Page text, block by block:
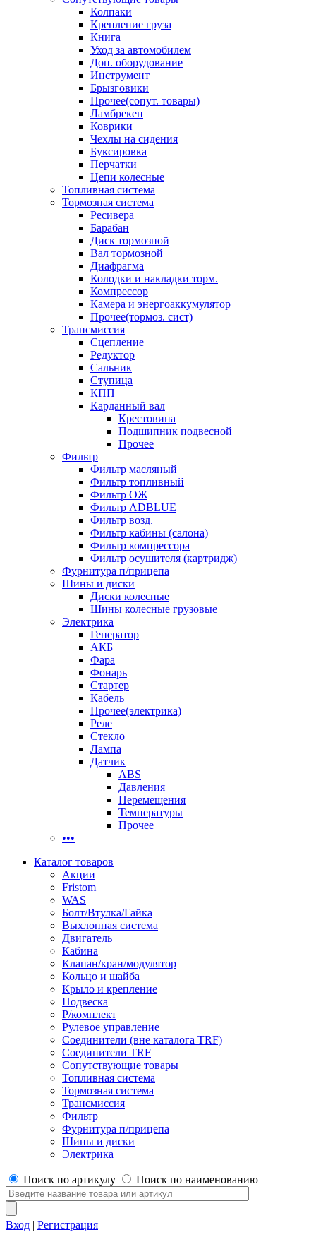
Колпаки
Крепление груза
Книга
Уход за автомобилем
Доп. оборудование
Инструмент
Брызговики
Прочее(сопут. товары)
Ламбрекен
Коврики
Чехлы на сидения
Буксировка
Перчатки
Цепи колесные
Топливная система
Тормозная система
Ресивера
Барабан
Диск тормозной
Вал тормозной
Диафрагма
Колодки и накладки торм.
Компрессор
Камера и энергоаккумулятор
Прочее(тормоз. сист)
Трансмиссия
Сцепление
Редуктор
Сальник
Ступица
КПП
Карданный вал
Крестовина
Подшипник подвесной
Прочее
Фильтр
Фильтр масляный
Фильтр топливный
Фильтр ОЖ
Фильтр ADBLUE
Фильтр возд.
Фильтр кабины (салона)
Фильтр компрессора
Фильтр осушителя (картридж)
Фурнитура п/прицепа
Шины и диски
Диски колесные
Шины колесные грузовые
Электрика
Генератор
АКБ
Фара
Фонарь
Стартер
Кабель
Прочее(электрика)
Реле
Стекло
Лампа
Датчик
ABS
Давления
Перемещения
Температуры
Прочее
•••
Каталог товаров
Акции
Fristom
WAS
Болт/Втулка/Гайка
Выхлопная система
Двигатель
Кабина
Клапан/кран/модулятор
Кольцо и шайба
Крыло и крепление
Подвеска
Р/комплект
Рулевое управление
Соединители (вне каталога TRF)
Соединители TRF
Сопутствующие товары
Топливная система
Тормозная система
Трансмиссия
Фильтр
Фурнитура п/прицепа
Шины и диски
Электрика
Поиск по артикулу Поиск по наименованию
Вход | Регистрация